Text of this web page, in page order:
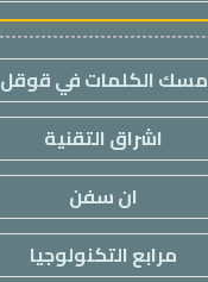
مسك الكلمات في قوقل
اشراق التقنية
ان سفن
مرابع التكنولوجيا